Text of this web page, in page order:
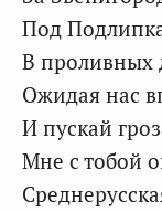
Под
В проливных
Ожидая нас
И пускай
Мне с тобой